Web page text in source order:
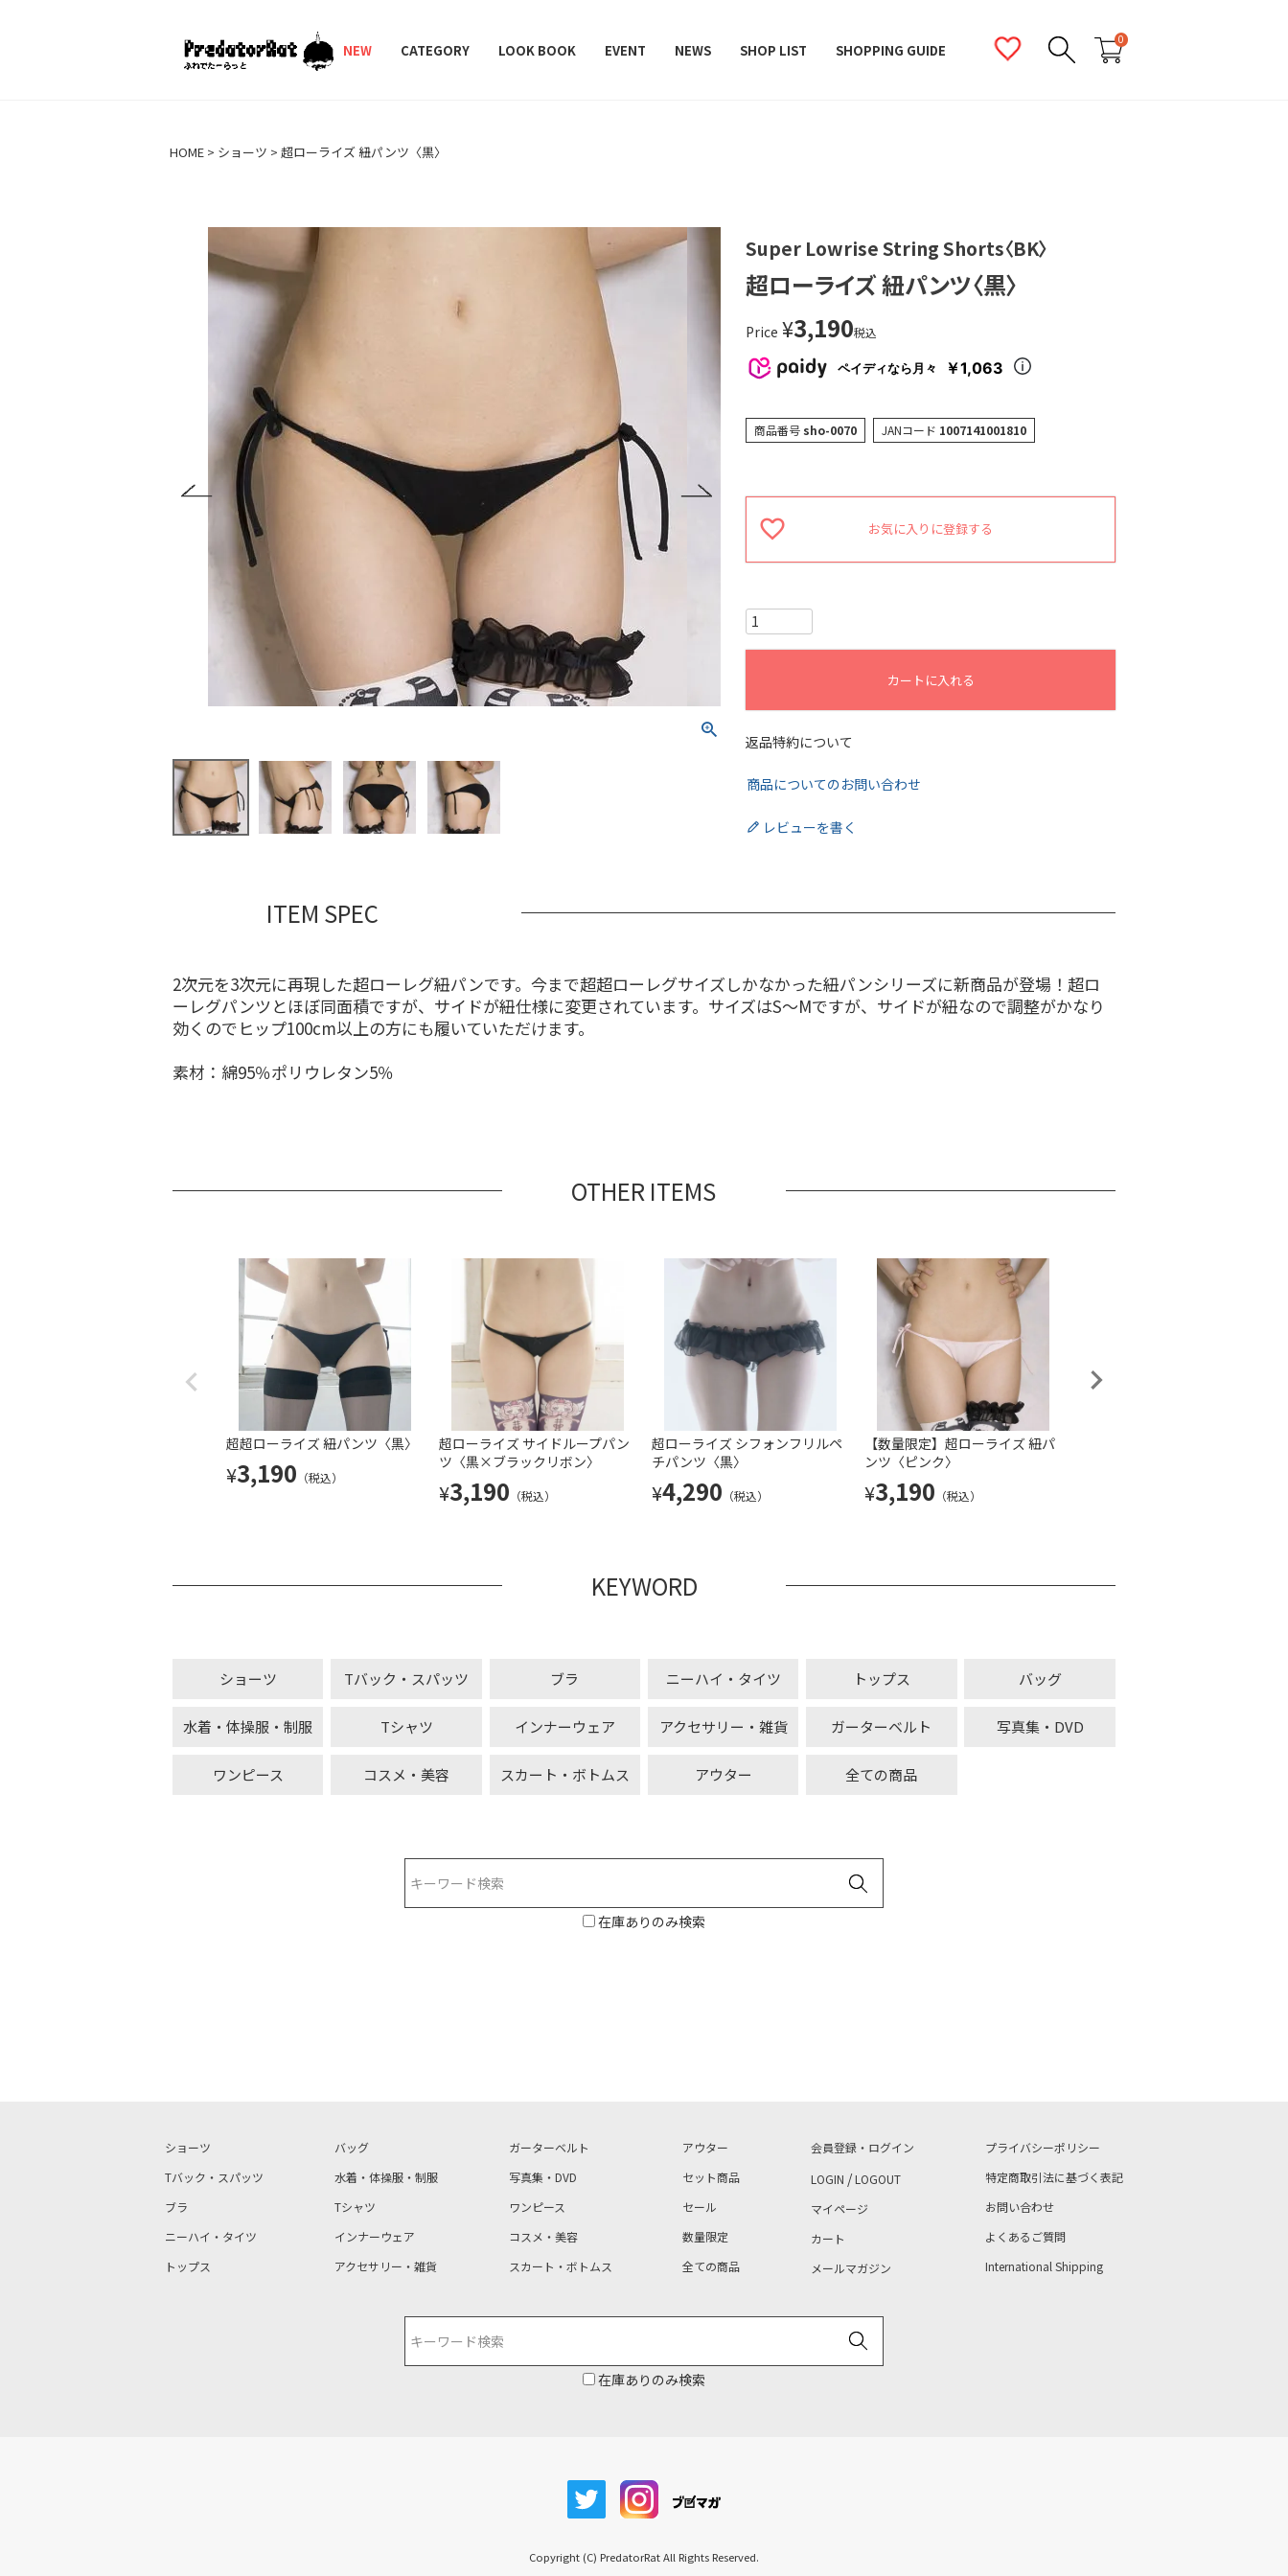
NEW CATEGORY LOOK BOOK EVENT NEWS SHOP LIST SHOPPING GUIDE
0
HOME ショーツ 超ローライズ 紐パンツ〈黒〉
Super Lowrise String Shorts〈BK〉
超ローライズ 紐パンツ〈黒〉
Price ¥3,190税込
ペイディなら月々 ￥1,063
商品番号 sho-0070 JANコード 1007141001810
お気に入りに登録する
カートに入れる
返品特約について
商品についてのお問い合わせ
レビューを書く
ITEM SPEC
2次元を3次元に再現した超ローレグ紐パンです。今まで超超ローレグサイズしかなかった紐パンシリーズに新商品が登場！超ロ
ーレグパンツとほぼ同面積ですが、サイドが紐仕様に変更されています。サイズはS～Mですが、サイドが紐なので調整がかなり
効くのでヒップ100cm以上の方にも履いていただけます。
素材：綿95％ポリウレタン5％
OTHER ITEMS
超超ローライズ 紐パンツ〈黒〉
¥3,190 （税込）
超ローライズ サイドループパン
ツ〈黒×ブラックリボン〉
¥3,190 （税込）
超ローライズ シフォンフリルペ
チパンツ〈黒〉
¥4,290 （税込）
【数量限定】超ローライズ 紐パ
ンツ〈ピンク〉
¥3,190 （税込）
KEYWORD
ショーツ Tバック・スパッツ ブラ ニーハイ・タイツ トップス バッグ
水着・体操服・制服 Tシャツ インナーウェア アクセサリー・雑貨 ガーターベルト 写真集・DVD
ワンピース コスメ・美容 スカート・ボトムス アウター 全ての商品
在庫ありのみ検索
ショーツ
Tバック・スパッツ
ブラ
ニーハイ・タイツ
トップス
バッグ
水着・体操服・制服
Tシャツ
インナーウェア
アクセサリー・雑貨
ガーターベルト
写真集・DVD
ワンピース
コスメ・美容
スカート・ボトムス
アウター
セット商品
セール
数量限定
全ての商品
会員登録・ログイン
LOGIN /LOGOUT
マイページ
カート
メールマガジン
プライバシーポリシー
特定商取引法に基づく表記
お問い合わせ
よくあるご質問
International Shipping
在庫ありのみ検索
Copyright (C) PredatorRat All Rights Reserved.